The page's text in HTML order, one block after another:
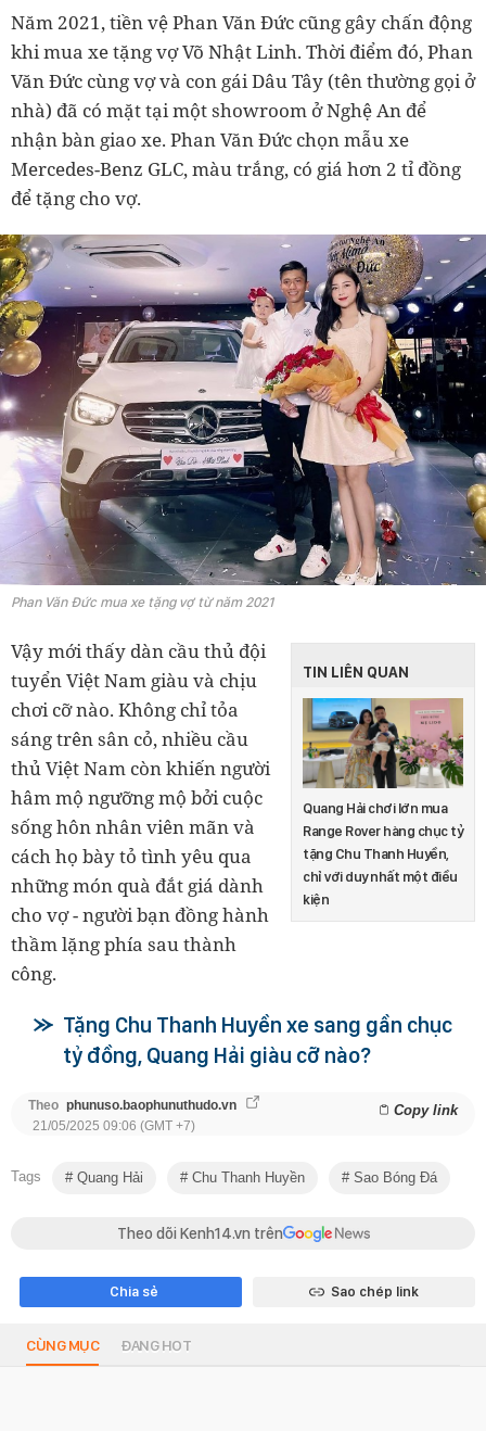
Năm 2021, tiền vệ Phan Văn Đức cũng gây chấn động
khi mua xe tặng vợ Võ Nhật Linh. Thời điểm đó, Phan
Văn Đức cùng vợ và con gái Dâu Tây (tên thường gọi ở
nhà) đã có mặt tại một showroom ở Nghệ An để
nhận bàn giao xe. Phan Văn Đức chọn mẫu xe
Mercedes-Benz GLC, màu trắng, có giá hơn 2 tỉ đồng
để tặng cho vợ.
Phan Văn Đức mua xe tặng vợ từ năm 2021
TIN LIÊN QUAN
Quang Hải chơi lớn mua
Range Rover hàng chục tỷ
tặng Chu Thanh Huyền,
chỉ với duy nhất một điều
kiện
Vậy mới thấy dàn cầu thủ đội
tuyển Việt Nam giàu và chịu
chơi cỡ nào. Không chỉ tỏa
sáng trên sân cỏ, nhiều cầu
thủ Việt Nam còn khiến người
hâm mộ ngưỡng mộ bởi cuộc
sống hôn nhân viên mãn và
cách họ bày tỏ tình yêu qua
những món quà đắt giá dành
cho vợ - người bạn đồng hành
thầm lặng phía sau thành
công.
Tặng Chu Thanh Huyền xe sang gần chục
tỷ đồng, Quang Hải giàu cỡ nào?
Theo phunuso.baophunuthudo.vn Copy link
21/05/2025 09:06 (GMT +7)
Tags Quang Hải Chu Thanh Huyền Sao Bóng Đá
Theo dõi Kenh14.vn trên
Chia sẻ Sao chép link
CÙNG MỤC ĐANG HOT